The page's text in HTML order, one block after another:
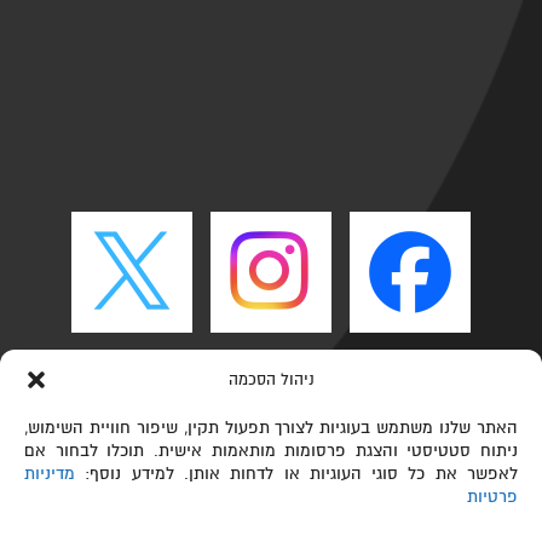
ניהול הסכמה
האתר שלנו משתמש בעוגיות לצורך תפעול תקין, שיפור חוויית השימוש,
ניתוח סטטיסטי והצגת פרסומות מותאמות אישית. תוכלו לבחור אם
לאפשר את כל סוגי העוגיות או לדחות אותן. למידע נוסף: מדיניות
פרטיות